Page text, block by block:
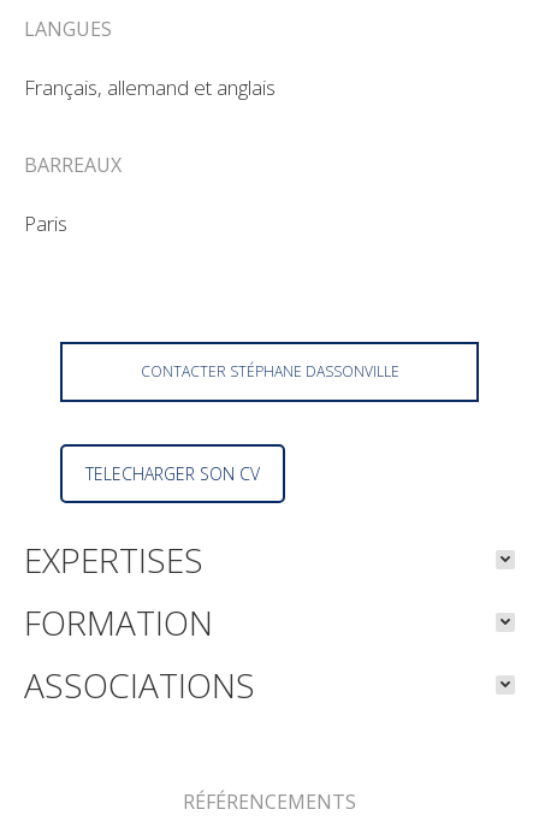
LANGUES
Français, allemand et anglais
BARREAUX
Paris
CONTACTER STÉPHANE DASSONVILLE
TELECHARGER SON CV
EXPERTISES
FORMATION
ASSOCIATIONS
RÉFÉRENCEMENTS